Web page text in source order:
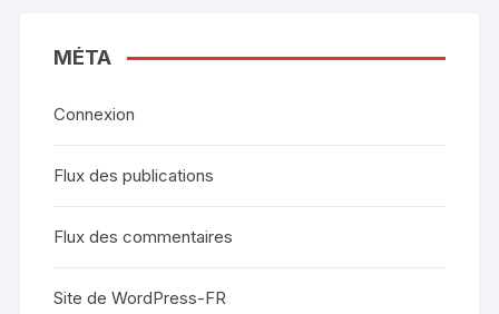
MÉTA
Connexion
Flux des publications
Flux des commentaires
Site de WordPress-FR